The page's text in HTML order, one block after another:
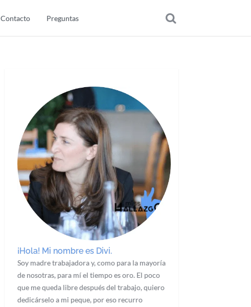
Contacto Preguntas
¡Hola! Mi nombre es Divi.
Soy madre trabajadora y, como para la mayoría
de nosotras, para mí el tiempo es oro. El poco
que me queda libre después del trabajo, quiero
dedicárselo a mi peque, por eso recurro